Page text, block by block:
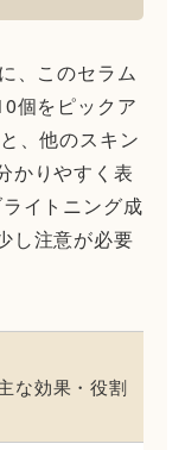
、このセラム
個をピックア
、他のスキン
かりやすく表
イトニング成
し注意が必要
な効果・役割